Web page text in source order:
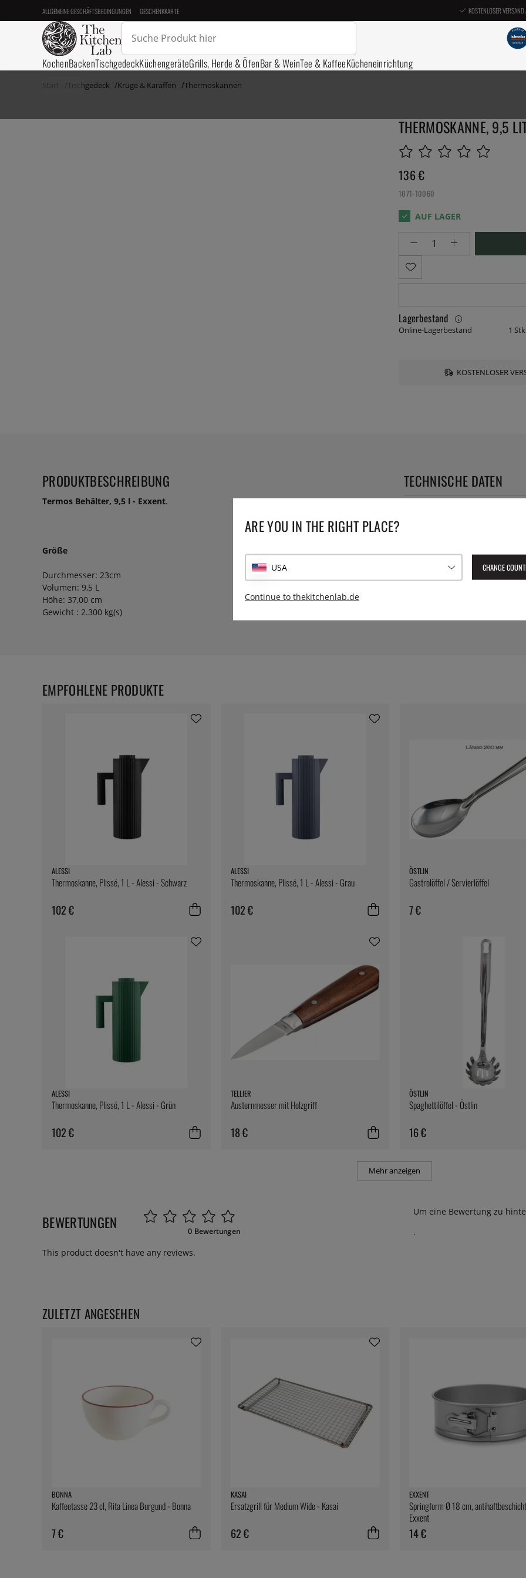
ALLGEMEINE GESCHÄFTSBEDINGUNGEN GESCHENKKARTE KOSTENLOSER
KochenBackenTischgedeckKüchengeräteGrills, Herde & ÖfenBar & WeinTee & KaffeeKücheneinrichtung
Start Tischgedeck Krüge & Karaffen Thermoskannen
THERMOSKANNE, 9,5
136 €
1071-10060
Lagerbestand
Online-Lagerbestand 1
KOSTENLOSER
PRODUKTBESCHREIBUNG
Termos Behälter, 9,5 l - Exxent.
Größe
Durchmesser: 23cm
Volumen: 9,5 L
Höhe: 37,00 cm
Gewicht : 2.300 kg(s)
TECHNISCHE DATEN
ALESSI
Thermoskanne, Plissé, 1 L - Alessi - Schwarz
102 €
ALESSI
Thermoskanne, Plissé, 1 L - Alessi - Grau
102 €
ÖSTLIN
Gastrolöffel / Servierlöffel
7 €
ALESSI
Thermoskanne, Plissé, 1 L - Alessi - Grün
102 €
TELLIER
Austernmesser mit Holzgriff
18 €
ÖSTLIN
Spaghettilöffel - Östlin
16 €
Mehr anzeigen
EMPFOHLENE PRODUKTE
BEWERTUNGEN 0 Bewertungen
Um eine Bewertung zu
.
This product doesn't have any reviews.
ZULETZT ANGESEHEN
BONNA
Kaffeetasse 23 cl, Rita Linea Burgund - Bonna
7 €
KASAI
Ersatzgrill für Medium Wide - Kasai
62 €
EXXENT
Springform Ø 18 cm,
Exxent
14 €
ARE YOU IN THE RIGHT PLACE?
USA CHANGE
Continue to thekitchenlab.de